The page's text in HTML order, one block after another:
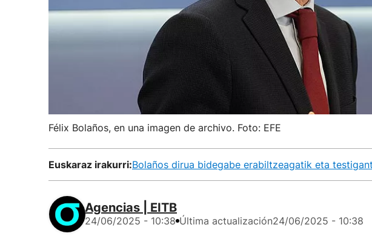
Félix Bolaños, en una imagen de archivo. Foto: EFE
Euskaraz irakurri:Bolaños dirua bidegabe erabiltzeagatik eta
Agencias | EITB
24/06/2025 - 10:38 Última actualización24/06/2025 - 10:38